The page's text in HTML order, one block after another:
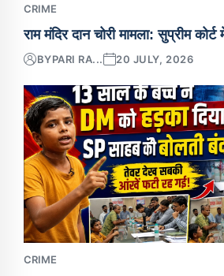
CRIME
राम मंदिर दान चोरी मामला: सुप्रीम
BYPARI RA... 20 JULY, 2026
CRIME